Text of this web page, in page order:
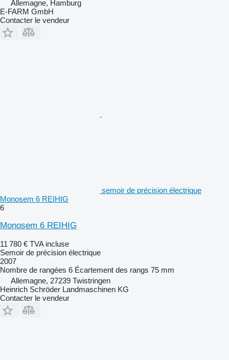
Allemagne, Hamburg
E-FARM GmbH
Contacter le vendeur
semoir de précision électrique
Monosem 6 REIHIG
6
Monosem 6 REIHIG
11 780 € TVA incluse
Semoir de précision électrique
2007
Nombre de rangées 6 Écartement des rangs 75 mm
Allemagne, 27239 Twistringen
Heinrich Schröder Landmaschinen KG
Contacter le vendeur